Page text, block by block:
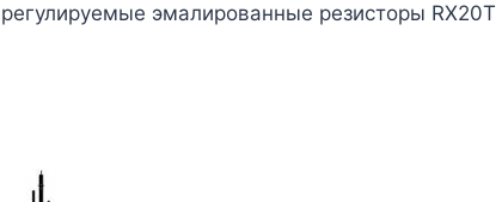
эмалированные резисторы